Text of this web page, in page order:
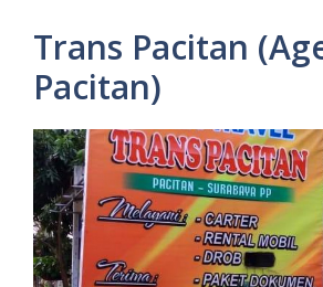
Trans Pacitan
Pacitan)